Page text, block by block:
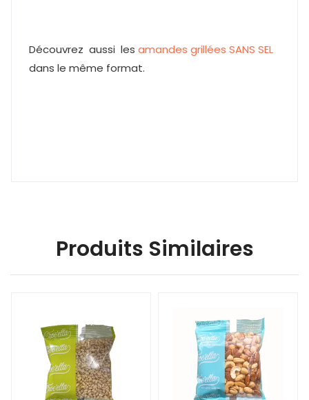
Découvrez aussi les amandes grillées SANS SEL
dans le même format.
Produits Similaires